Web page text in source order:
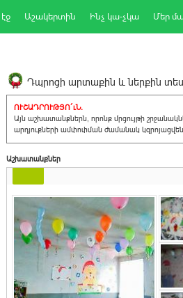
Աշակերտին Ինչ կա-չկա Մեր
Դպրոցի արտաքին և ներքին
ՈՒՇԱԴՐՈՒԹՅՈ´ւՆ.
Այն աշխատանքներն, որոնք մրցույթի
արդյուքների ամփոփման ժամանակ
Աշխատանքներ